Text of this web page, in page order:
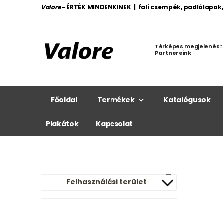
Valore - ÉRTÉK MINDENKINEK | fali csempék,
Térképes megjelenés::
Partnereink
Főoldal Termékek Katalógusok
Plakátok Kapcsolat
Felhasználási terület